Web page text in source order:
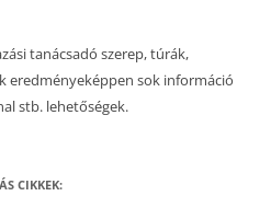
tanácsadó szerep, túrák,
eredményeképpen sok információ
stb. lehetőségek.
CIKKEK: